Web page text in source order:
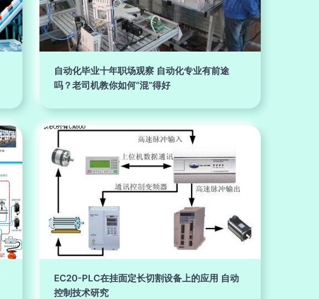
自动化毕业十年职场观察 自动化专业有前途
吗？老司机教你如何“混”得好
EC20-PLC在挂面定长切割设备上的应用 自动
控制技术研究